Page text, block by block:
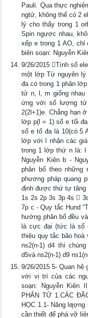
Pauli. Qua thực
ngtử, không thể có 2
lý cho thấy trong 1
Spin ngược nhau,
xếp e trong 1 AO, chỉ
biên soạn: Nguyễn
9/26/2015 Tính số
một lớp Từ nguyên
đa có trong 1 phân
tử n, l, m giống nhau
ứng với số lượng tử
2(2l+1)e. Chẳng hạn
lớp p(l = 1) số e tối
số e tố đa là 10(có 5
lớp với l nhận các
trong 1 lớp thứ n là: l
Nguyễn Kiên b -
phân bố theo những
phương pháp quang
định được thứ tự tăng
1s 2s 2p 3s 3p 4s 
7p c - Quy tắc Hund
hướng phân bố đều
là cực đại (tức là số
thiệu quy tắc bão hoà
ns2(n-1) d4 thì
d5và ns2(n-1) d9
9/26/2015 5- Quan
với vị trí của các
soạn: Nguyễn Kiên
PHÂN TỬ 1.CÁC
HỌC 1.1- Năng
cần thiết để phá vỡ